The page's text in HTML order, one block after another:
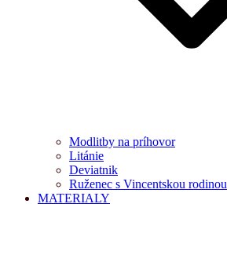
Modlitby na príhovor
Litánie
Deviatnik
Ruženec s Vincentskou rodinou
MATERIALY